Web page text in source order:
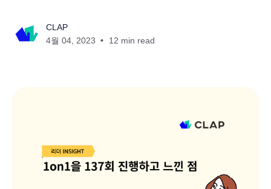
CLAP
4월 04, 2023
12 min read